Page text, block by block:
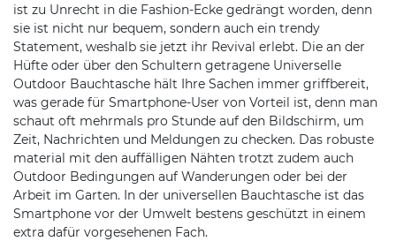
ist zu Unrecht in die Fashion-Ecke gedrängt worden, denn
sie ist nicht nur bequem, sondern auch ein trendy
Statement, weshalb sie jetzt ihr Revival erlebt. Die an der
Hüfte oder über den Schultern getragene Universelle
Outdoor Bauchtasche hält Ihre Sachen immer griffbereit,
was gerade für Smartphone-User von Vorteil ist, denn man
schaut oft mehrmals pro Stunde auf den Bildschirm, um
Zeit, Nachrichten und Meldungen zu checken. Das robuste
material mit den auffälligen Nähten trotzt zudem auch
Outdoor Bedingungen auf Wanderungen oder bei der
Arbeit im Garten. In der universellen Bauchtasche ist das
Smartphone vor der Umwelt bestens geschützt in einem
extra dafür vorgesehenen Fach.